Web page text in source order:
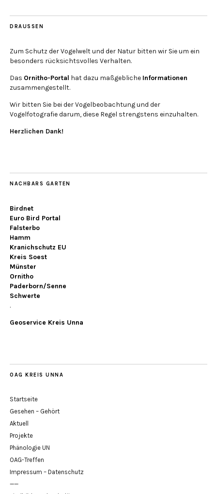
DRAUSSEN
Zum Schutz der Vogelwelt und der Natur bitten wir Sie um ein
besonders rücksichtsvolles Verhalten.
Das Ornitho-Portal hat dazu maßgebliche Informationen
zusammengestellt.
Wir bitten Sie bei der Vogelbeobachtung und der
Vogelfotografie darum, diese Regel strengstens einzuhalten.
Herzlichen Dank!
NACHBARS GARTEN
Birdnet
Euro Bird Portal
Falsterbo
Hamm
Kranichschutz EU
Kreis Soest
Münster
Ornitho
Paderborn/Senne
Schwerte
.
Geoservice Kreis Unna
OAG KREIS UNNA
Startseite
Gesehen – Gehört
Aktuell
Projekte
Phänologie UN
OAG-Treffen
Impressum – Datenschutz
——